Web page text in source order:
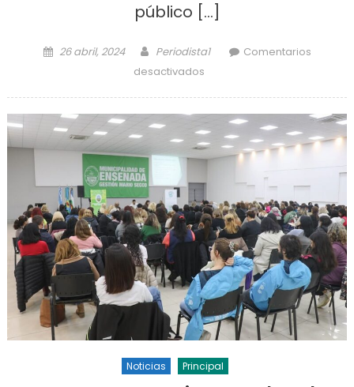
público […]
Posted on
26 abril, 2024 Author
Periodista1
Comentarios
desactivados
Noticias Principal